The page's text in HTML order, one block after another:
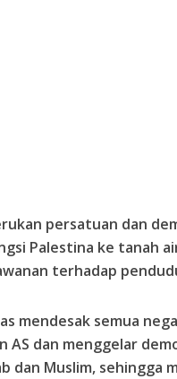
persatuan dan
Palestina ke tanah
terhadap
mendesak semua
AS dan menggelar
dan Muslim, sehingga